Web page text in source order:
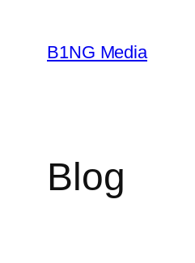
contenu
B1NG Media
Blog